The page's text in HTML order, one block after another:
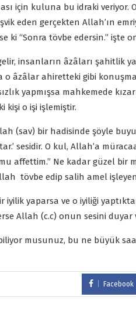
için kuluna bu idraki veriyor.
eden gerçekten Allah’ın
ki “Sonra tövbe edersin.”
insanların âzâları şahitlik
o âzâlar ahiretteki gibi
yapmışsa mahkemede
kişi o işi işlemiştir.
(sav) bir hadisinde şöyle
sesidir. O kul, Allah’a
affettim.” Ne kadar güzel bir
tövbe edip salih amel
iyilik yaparsa ve o iyiliği
Allah (c.c) onun sesini
musunuz, bu ne büyük
Facebook